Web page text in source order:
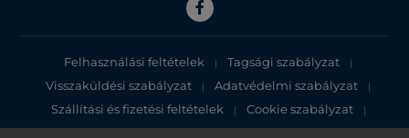
Felhasználási feltételek | Tagsági szabályzat |
Visszaküldési szabályzat | Adatvédelmi szabályzat |
Szállítási és fizetési feltételek | Cookie szabályzat |
Adatvédelmi tájékoztató